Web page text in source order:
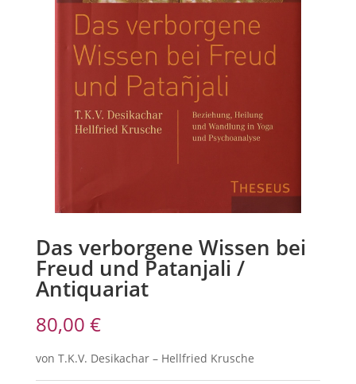
Das verborgene Wissen bei
Freud und Patanjali /
Antiquariat
80,00 €
von T.K.V. Desikachar – Hellfried Krusche